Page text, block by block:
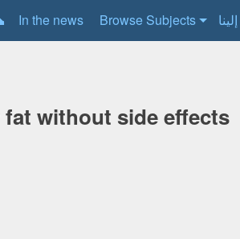
In the news Browse Subjects
without side effects